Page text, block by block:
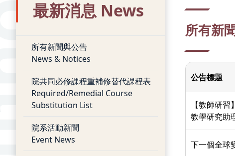
最新消息 News
所有新聞與公告
News & Notices
院共同必修課程重補修替代課程表
Required/Remedial Course
Substitution List
院系活動新聞
Event News
所有新
公告標題
【教師研
教學研究助
下一個全球